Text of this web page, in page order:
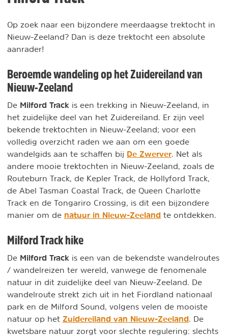
Op zoek naar een bijzondere meerdaagse trektocht in
Nieuw-Zeeland? Dan is deze trektocht een absolute
aanrader!
Beroemde wandeling op het Zuidereiland van
Nieuw-Zeeland
De Milford Track is een trekking in Nieuw-Zeeland, in
het zuidelijke deel van het Zuidereiland. Er zijn veel
bekende trektochten in Nieuw-Zeeland; voor een
volledig overzicht raden we aan om een goede
wandelgids aan te schaffen bij De Zwerver . Net als
andere mooie trektochten in Nieuw-Zeeland, zoals de
Routeburn Track, de Kepler Track, de Hollyford Track,
de Abel Tasman Coastal Track, de Queen Charlotte
Track en de Tongariro Crossing, is dit een bijzondere
manier om de natuur in Nieuw-Zeeland te ontdekken.
Milford Track hike
De Milford Track is een van de bekendste wandelroutes
/ wandelreizen ter wereld, vanwege de fenomenale
natuur in dit zuidelijke deel van Nieuw-Zeeland. De
wandelroute strekt zich uit in het Fiordland nationaal
park en de Milford Sound, volgens velen de mooiste
natuur op het Zuidereiland van Nieuw-Zeeland . De
kwetsbare natuur zorgt voor slechte regulering: slechts